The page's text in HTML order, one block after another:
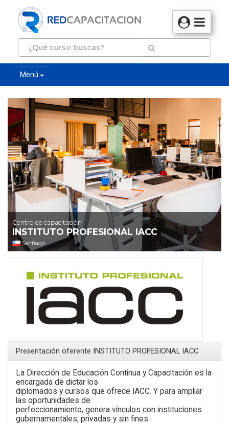
Menú
Centro de capacitación
INSTITUTO PROFESIONAL IACC
Santiago
Presentación oferente INSTITUTO PROFESIONAL IACC
La Dirección de Educación Continua y Capacitación es la
encargada de dictar los
diplomados y cursos que ofrece IACC. Y para ampliar
las oportunidades de
perfeccionamiento, genera vínculos con instituciones
gubernamentales, privadas y sin fines